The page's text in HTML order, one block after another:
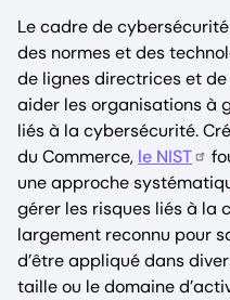
Le cadre de
des normes et des
de lignes directrices et
aider les organisations à
liés à la cybersécurité.
du Commerce, le NIST
une approche
gérer les risques liés à la
largement reconnu pour
d’être appliqué dans
taille ou le domaine